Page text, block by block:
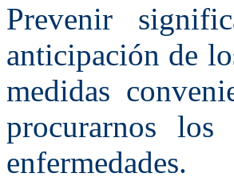
Prevenir
anticipación de
medidas
procurarnos
enfermedades.